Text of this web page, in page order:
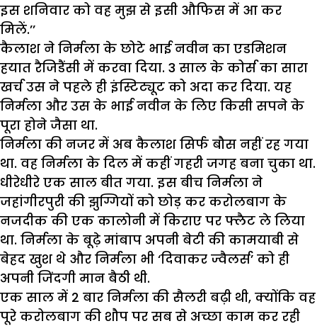
इस शनिवार को वह मुझ से इसी औफिस में आ कर
मिलें.’’
कैलाश ने निर्मला के छोटे भाई नवीन का एडमिशन
हयात रैजिडैंसी में करवा दिया. 3 साल के कोर्स का सारा
खर्च उस ने पहले ही इंस्टिट्यूट को अदा कर दिया. यह
निर्मला और उस के भाई नवीन के लिए किसी सपने के
पूरा होने जैसा था.
निर्मला की नजर में अब कैलाश सिर्फ बौस नहीं रह गया
था. वह निर्मला के दिल में कहीं गहरी जगह बना चुका था.
धीरेधीरे एक साल बीत गया. इस बीच निर्मला ने
जहांगीरपुरी की झुग्गियों को छोड़ कर करोलबाग के
नजदीक की एक कालोनी में किराए पर फ्लैट ले लिया
था. निर्मला के बूढ़े मांबाप अपनी बेटी की कामयाबी से
बेहद खुश थे और निर्मला भी ‘दिवाकर ज्वैलर्स’ को ही
अपनी जिंदगी मान बैठी थी.
एक साल में 2 बार निर्मला की सैलरी बढ़ी थी, क्योंकि वह
पूरे करोलबाग की शौप पर सब से अच्छा काम कर रही